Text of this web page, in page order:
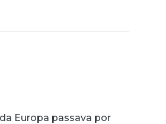
Europa passava por